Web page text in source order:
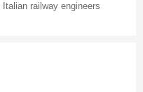
Italian railway engineers